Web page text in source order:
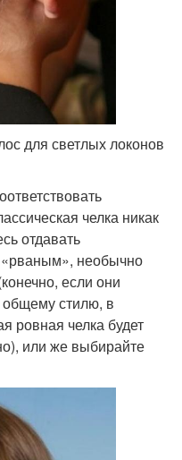
для светлых локонов
челка никак
отдавать
необычно
если они
общему стилю, в
ровная челка будет
или же выбирайте